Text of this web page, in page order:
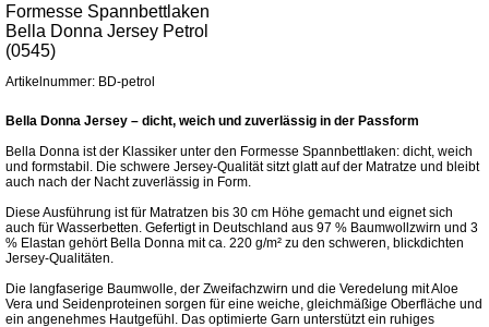
Formesse Spannbettlaken
Bella Donna Jersey Petrol
(0545)
Artikelnummer: BD-petrol
Bella Donna Jersey – dicht, weich und zuverlässig in der Passform
Bella Donna ist der Klassiker unter den Formesse Spannbettlaken: dicht, weich
und formstabil. Die schwere Jersey-Qualität sitzt glatt auf der Matratze und bleibt
auch nach der Nacht zuverlässig in Form.
Diese Ausführung ist für Matratzen bis 30 cm Höhe gemacht und eignet sich
auch für Wasserbetten. Gefertigt in Deutschland aus 97 % Baumwollzwirn und 3
% Elastan gehört Bella Donna mit ca. 220 g/m² zu den schweren, blickdichten
Jersey-Qualitäten.
Die langfaserige Baumwolle, der Zweifachzwirn und die Veredelung mit Aloe
Vera und Seidenproteinen sorgen für eine weiche, gleichmäßige Oberfläche und
ein angenehmes Hautgefühl. Das optimierte Garn unterstützt ein ruhiges